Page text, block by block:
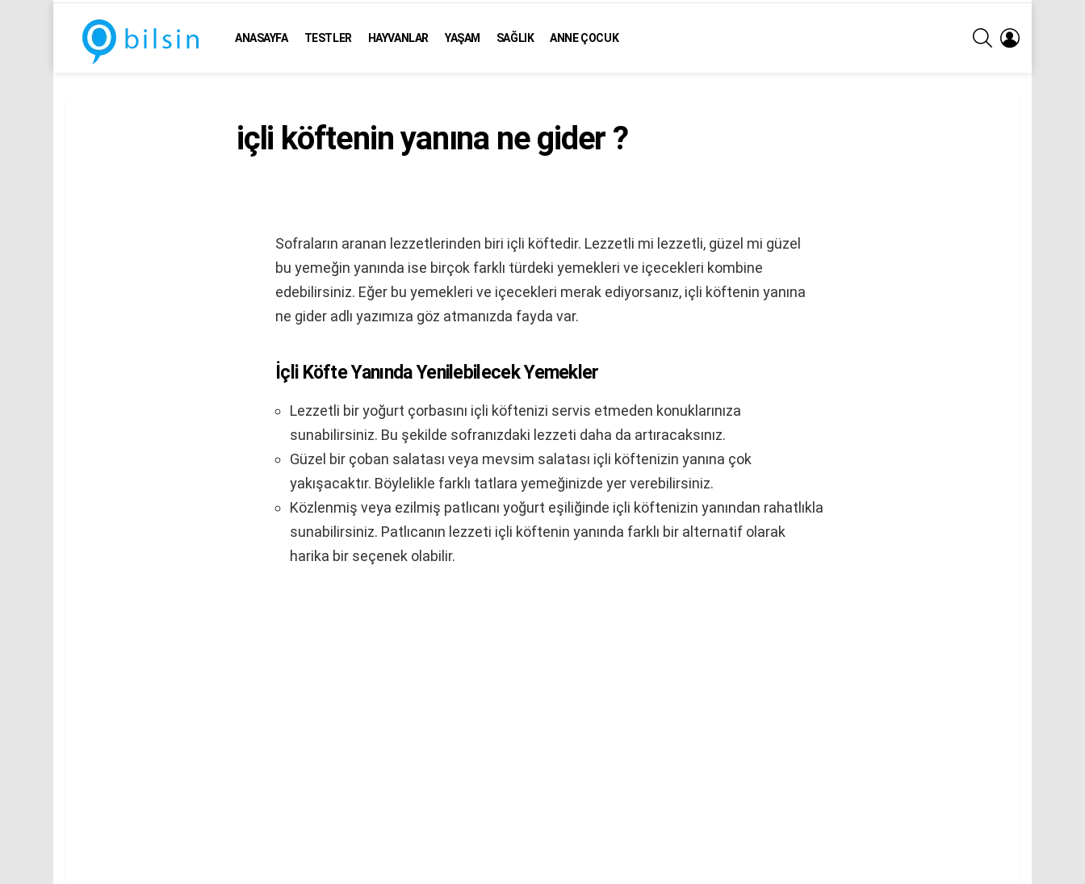
ANASAYFA TESTLER HAYVANLAR YAŞAM SAĞLIK ANNE ÇOCUK
ARA
içli köftenin yanına ne gider ?
Sofraların aranan lezzetlerinden biri içli köftedir. Lezzetli mi lezzetli, güzel mi güzel
bu yemeğin yanında ise birçok farklı türdeki yemekleri ve içecekleri kombine
edebilirsiniz. Eğer bu yemekleri ve içecekleri merak ediyorsanız, içli köftenin yanına
ne gider adlı yazımıza göz atmanızda fayda var.
İçli Köfte Yanında Yenilebilecek Yemekler
Lezzetli bir yoğurt çorbasını içli köftenizi servis etmeden konuklarınıza
sunabilirsiniz. Bu şekilde sofranızdaki lezzeti daha da artıracaksınız.
Güzel bir çoban salatası veya mevsim salatası içli köftenizin yanına çok
yakışacaktır. Böylelikle farklı tatlara yemeğinizde yer verebilirsiniz.
Közlenmiş veya ezilmiş patlıcanı yoğurt eşiliğinde içli köftenizin yanından rahatlıkla
sunabilirsiniz. Patlıcanın lezzeti içli köftenin yanında farklı bir alternatif olarak
harika bir seçenek olabilir.